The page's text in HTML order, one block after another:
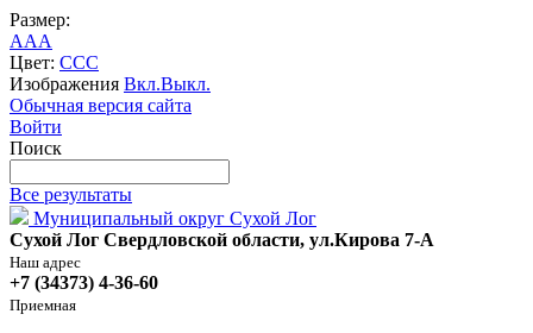
Размер:
AAA
Цвет: CCC
Изображения Вкл.Выкл.
Обычная версия сайта
Войти
Поиск
Все результаты
Муниципальный округ Сухой Лог
Сухой Лог Свердловской области, ул.Кирова 7-А
Наш адрес
+7 (34373) 4-36-60
Приемная